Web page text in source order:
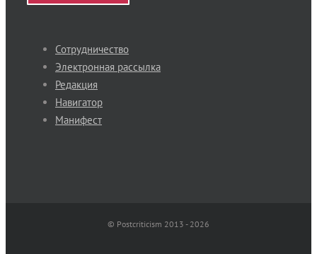
Сотрудничество
Электронная рассылка
Редакция
Навигатор
Манифест
© Postcriticism 2013 - 2026